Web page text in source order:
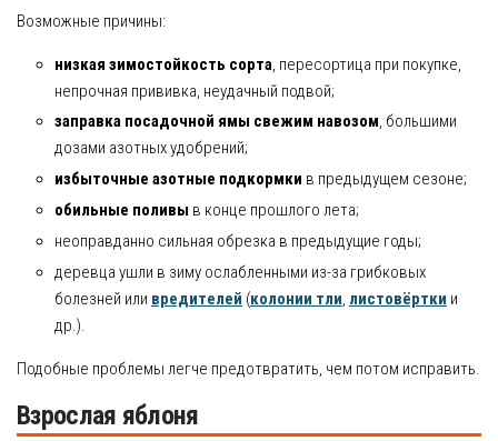
Возможные причины:
низкая зимостойкость сорта , пересортица при покупке,
непрочная прививка, неудачный подвой;
заправка посадочной ямы свежим навозом, большими
дозами азотных удобрений;
избыточные азотные подкормки в предыдущем сезоне;
обильные поливы в конце прошлого лета;
неоправданно сильная обрезка в предыдущие годы;
деревца ушли в зиму ослабленными из-за грибковых
болезней или вредителей (колонии тли, листовёртки и
др.).
Подобные проблемы легче предотвратить, чем потом исправить.
Взрослая яблоня